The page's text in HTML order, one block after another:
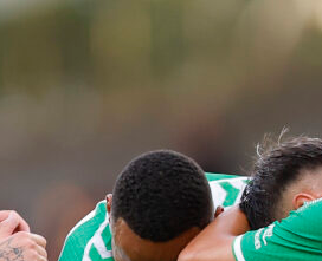
infielder Jorbit Vivas subió al
tres más. En el balance de
en OBP al principio, pero los
MLB,
sigue cada lanzamiento en
grandes ligas mets mlb